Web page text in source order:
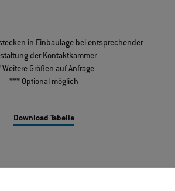
in Einbaulage bei entsprechender
der Kontaktkammer
Größen auf Anfrage
*** Optional möglich
Download Tabelle